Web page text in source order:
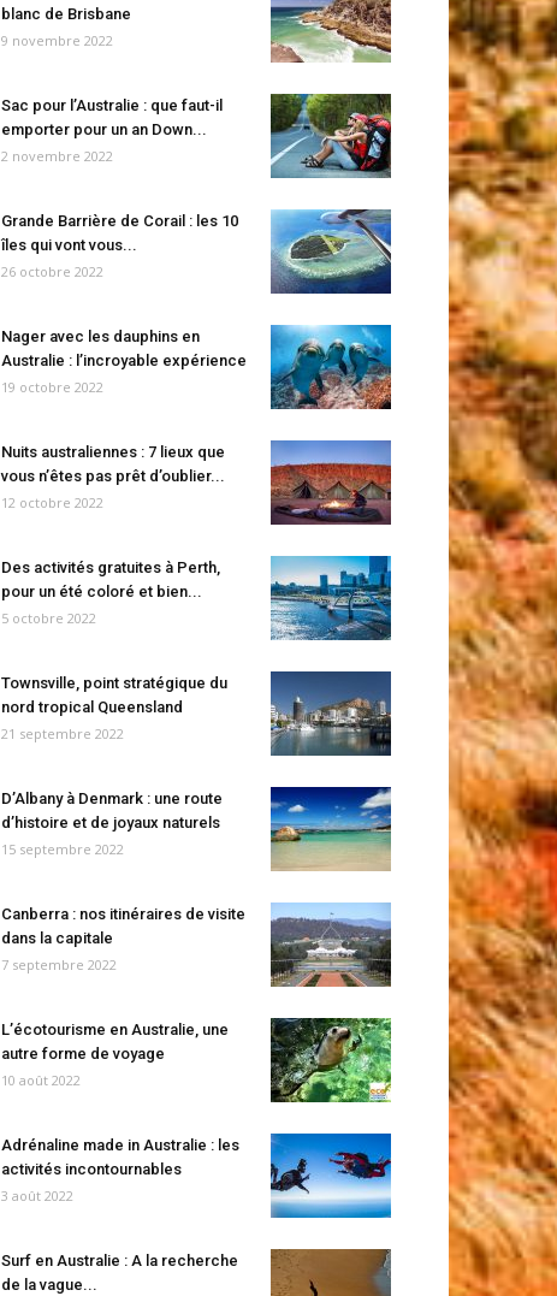
blanc de Brisbane
9 novembre 2022
Sac pour l’Australie : que faut-il
emporter pour un an Down...
2 novembre 2022
Grande Barrière de Corail : les 10
îles qui vont vous...
26 octobre 2022
Nager avec les dauphins en
Australie : l’incroyable expérience
19 octobre 2022
Nuits australiennes : 7 lieux que
vous n’êtes pas prêt d’oublier...
12 octobre 2022
Des activités gratuites à Perth,
pour un été coloré et bien...
5 octobre 2022
Townsville, point stratégique du
nord tropical Queensland
21 septembre 2022
D’Albany à Denmark : une route
d’histoire et de joyaux naturels
15 septembre 2022
Canberra : nos itinéraires de visite
dans la capitale
7 septembre 2022
L’écotourisme en Australie, une
autre forme de voyage
10 août 2022
Adrénaline made in Australie : les
activités incontournables
3 août 2022
Surf en Australie : A la recherche
de la vague...